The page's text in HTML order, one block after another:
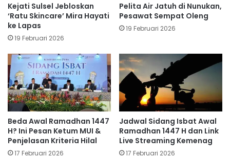
Kejati Sulsel Jebloskan
‘Ratu Skincare’ Mira Hayati
ke Lapas
19 Februari 2026
Pelita Air Jatuh di Nunukan,
Pesawat Sempat Oleng
19 Februari 2026
Beda Awal Ramadhan 1447
H? Ini Pesan Ketum MUI &
Penjelasan Kriteria Hilal
17 Februari 2026
Jadwal Sidang Isbat Awal
Ramadhan 1447 H dan Link
Live Streaming Kemenag
17 Februari 2026